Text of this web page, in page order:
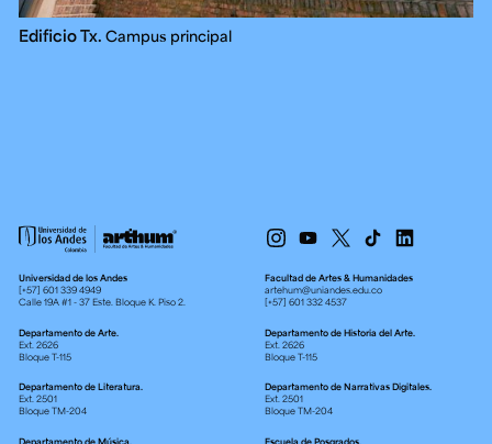
Edificio Tx. Campus principal
Universidad de los Andes
[+57] 601 339 4949
Calle 19A #1 - 37 Este. Bloque K. Piso 2.
Facultad de Artes & Humanidades
artehum@uniandes.edu.co
[+57] 601 332 4537
Departamento de Arte.
Ext. 2626
Bloque T-115
Departamento de Historia del Arte.
Ext. 2626
Bloque T-115
Departamento de Literatura.
Ext. 2501
Bloque TM-204
Departamento de Narrativas Digitales.
Ext. 2501
Bloque TM-204
Departamento de Música. Escuela de Posgrados.